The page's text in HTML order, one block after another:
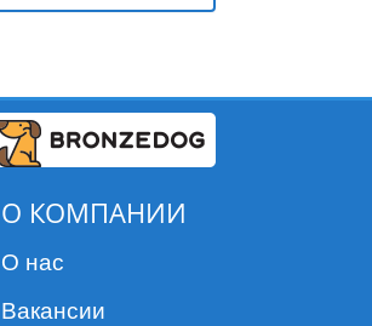
О КОМПАНИИ
О нас
Вакансии